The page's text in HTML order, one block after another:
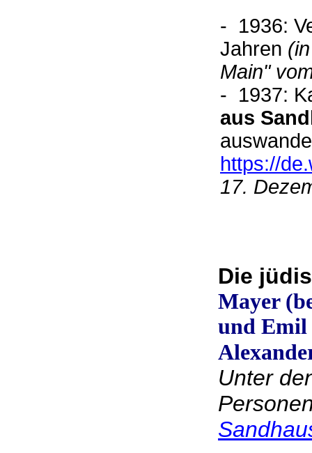
- 1936:
Jahren
Main"
- 1937:
aus
https://
17.
Die
Mayer
und Emil
Unter